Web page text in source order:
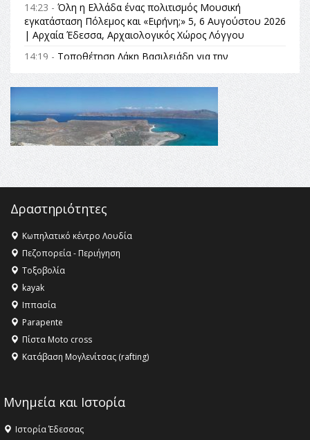
14:23 - Όλη η Ελλάδα ένας πολιτισμός Μουσική
εγκατάσταση Πόλεμος και «Ειρήνη;» 5, 6 Αυγούστου 2026
| Αρχαία Έδεσσα, Αρχαιολογικός Χώρος Λόγγου
14:19 - Τοποθέτηση Λάκη Βασιλειάδη για την
Αναθεώρηση του Συντάγματος: «Σε τέτοιες κορυφαίες
θεσμικές διαδικασίες υπάρχει μόνο η ευθύνη απέναντι
στις επόμενες γενιές»
16:35 -Το πρόγραμμα του ΠΑΟΚ στον δεύτερο γύρο του
Champions League!
16:27 -
Όλυμπος: Εντάχθηκε στον Κατάλογο Παγκόσμιας
Κληρονομιάς της UNESCO – Ομόφωνη η απόφαση Ο
Όλυμπος αναγνωρίστηκε ως φυσικό και πολιτιστικό
ανθρωπότητα
16:18 -ΕΝΟΡΙΑΚΕΣ ΚΑΛΟΚΑΙΡΙΝΕΣ ΔΡΑΣΕΙΣ ΓΙΑ ΠΑΙΔΙΑ
ΣΤΗΝ ΕΔΕΣΣΑ
Δραστηριότητες
Κωπηλατικό κέντρο Λουδία
Πεζοπορεία - Περιήγηση
Τοξοβολία
kayak
Ιππασία
Parapente
Πίστα Moto cross
Κατάβαση Μογλενίτσας (rafting)
Μνημεία και Ιστορία
Ιστορία Έδεσσας